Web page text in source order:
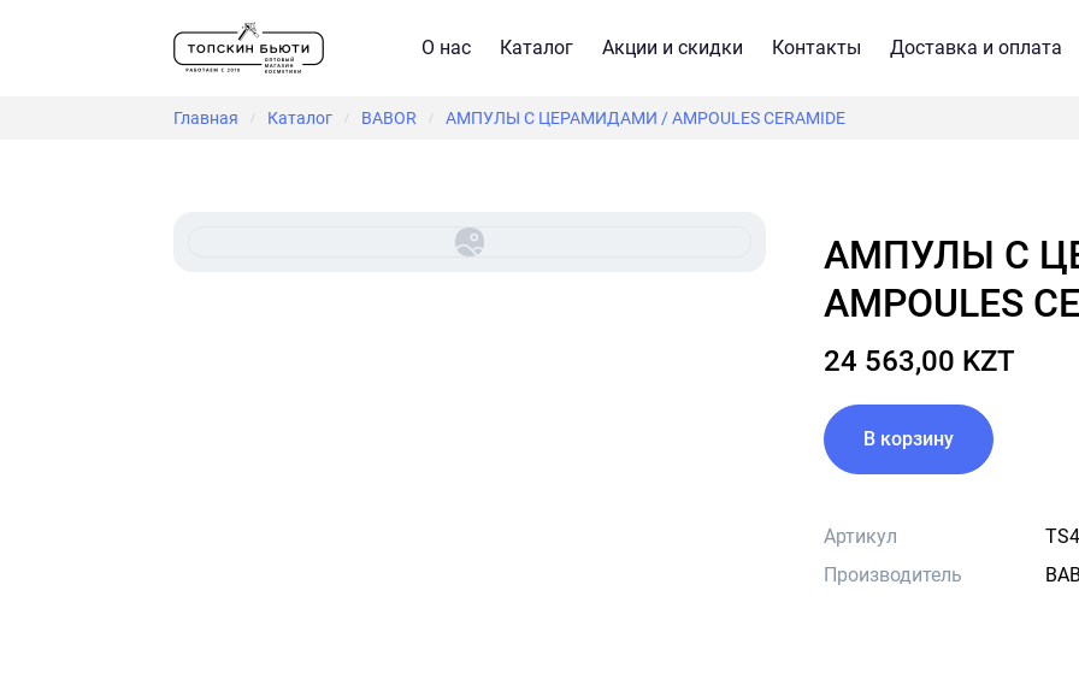
О нас Каталог Акции и скидки Контакты Доставка и оплата
Главная / Каталог / BABOR / АМПУЛЫ С ЦЕРАМИДАМИ / AMPOULES CERAMIDE
АМПУЛЫ С ЦЕРАМИДАМИ /
AMPOULES
24 563,00 KZT
В корзину
Артикул
Производитель